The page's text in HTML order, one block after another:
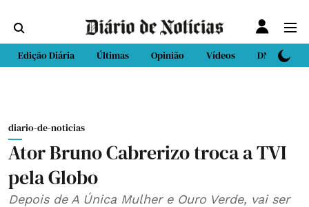
Edição Diária Últimas Opinião Vídeos DN Sport
diario-de-noticias
Ator Bruno Cabrerizo troca a TVI
pela Globo
Depois de A Única Mulher e Ouro Verde, vai ser